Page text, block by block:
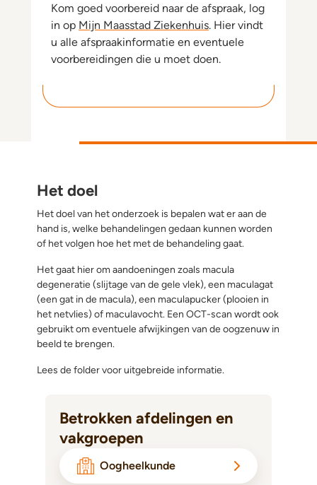
Kom goed voorbereid naar de afspraak, log
in op Mijn Maasstad Ziekenhuis. Hier vindt
u alle afspraakinformatie en eventuele
voorbereidingen die u moet doen.
Het doel
Het doel van het onderzoek is bepalen wat er aan de
hand is, welke behandelingen gedaan kunnen worden
of het volgen hoe het met de behandeling gaat.
Het gaat hier om aandoeningen zoals macula
degeneratie (slijtage van de gele vlek), een maculagat
(een gat in de macula), een maculapucker (plooien in
het netvlies) of maculavocht. Een OCT-scan wordt ook
gebruikt om eventuele afwijkingen van de oogzenuw in
beeld te brengen.
Lees de folder voor uitgebreide informatie.
Betrokken afdelingen en
vakgroepen
Oogheelkunde